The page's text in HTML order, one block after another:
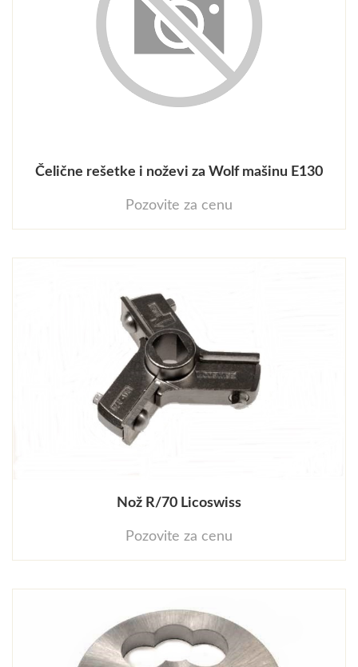
Čelične rešetke i noževi za Wolf mašinu E130
Pozovite za cenu
Nož R/70 Licoswiss
Pozovite za cenu